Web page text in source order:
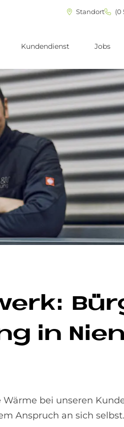
Standort (0
Kundendienst Jobs
in
bei unseren
Anspruch an sich selbst.